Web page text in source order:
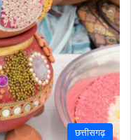
छत्तीसगढ़